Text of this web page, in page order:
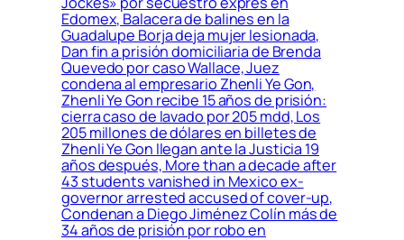
Edomex, Balacera de balines en la
Guadalupe Borja deja mujer lesionada,
Dan fin a prisión domiciliaria de Brenda
Quevedo por caso Wallace, Juez
condena al empresario Zhenli Ye Gon,
Zhenli Ye Gon recibe 15 años de prisión:
cierra caso de lavado por 205 mdd, Los
205 millones de dólares en billetes de
Zhenli Ye Gon llegan ante la Justicia 19
años después, More than a decade after
43 students vanished in Mexico ex-
governor arrested accused of cover-up,
Condenan a Diego Jiménez Colín más de
34 años de prisión por robo en